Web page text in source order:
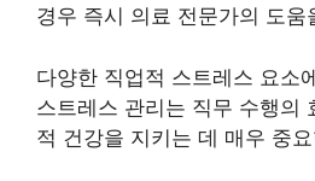
경우 즉시 의료 전문가의 도움
다양한 직업적 스트레스 요소
스트레스 관리는 직무 수행의
적 건강을 지키는 데 매우 중